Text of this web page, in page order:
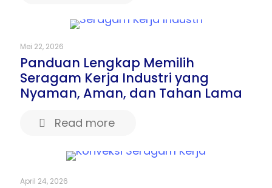
Mei 22, 2026
Panduan Lengkap Memilih
Seragam Kerja Industri yang
Nyaman, Aman, dan Tahan Lama
Read more
April 24, 2026